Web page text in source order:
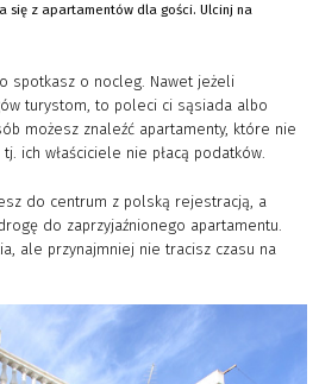
się z apartamentów dla gości. Ulcinj na
spotkasz o nocleg. Nawet jeżeli
turystom, to poleci ci sąsiada albo
możesz znaleźć apartamenty, które nie
ich właściciele nie płacą podatków.
do centrum z polską rejestracją, a
do zaprzyjaźnionego apartamentu.
ale przynajmniej nie tracisz czasu na